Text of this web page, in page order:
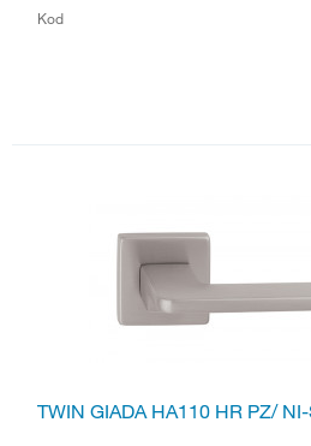
Kod
TWIN GIADA HA110 HR PZ/ NI-